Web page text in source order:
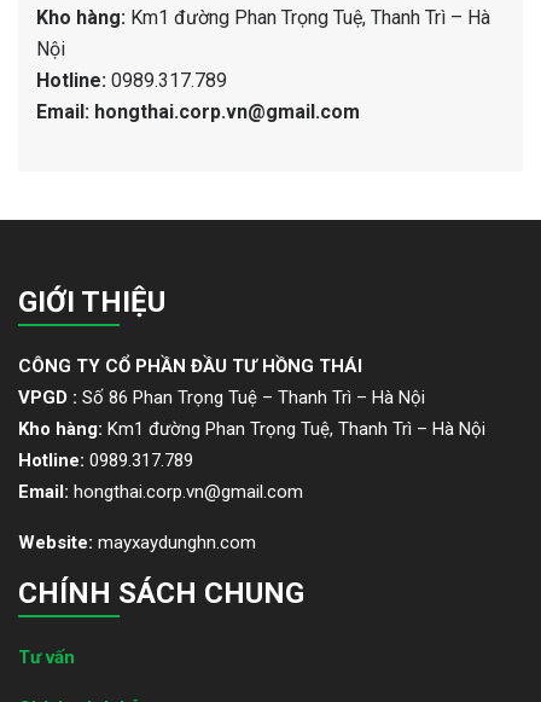
Kho hàng: Km1 đường Phan Trọng Tuệ, Thanh Trì – Hà
Nội
Hotline: 0989.317.789
Email: hongthai.corp.vn@gmail.com
GIỚI THIỆU
CÔNG TY CỔ PHẦN ĐẦU TƯ HỒNG THÁI
VPGD : Số 86 Phan Trọng Tuệ – Thanh Trì – Hà Nội
Kho hàng: Km1 đường Phan Trọng Tuệ, Thanh Trì – Hà Nội
Hotline: 0989.317.789
Email: hongthai.corp.vn@gmail.com
Website: mayxaydunghn.com
CHÍNH SÁCH CHUNG
Tư vấn